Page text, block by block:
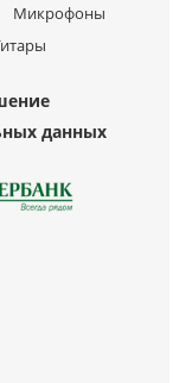
Микрофоны
данных